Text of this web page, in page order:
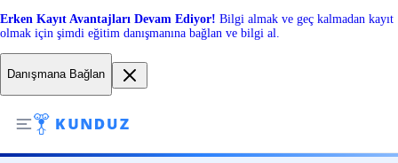
Erken Kayıt Avantajları Devam Ediyor! Bilgi almak ve geç kalmadan kayıt
olmak için şimdi eğitim danışmanına bağlan ve bilgi al.
Danışmana Bağlan